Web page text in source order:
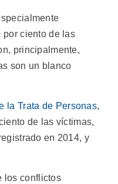
por ciento de las
principalmente,
son un blanco
la Trata de Personas,
de las víctimas,
en 2014, y
los conflictos